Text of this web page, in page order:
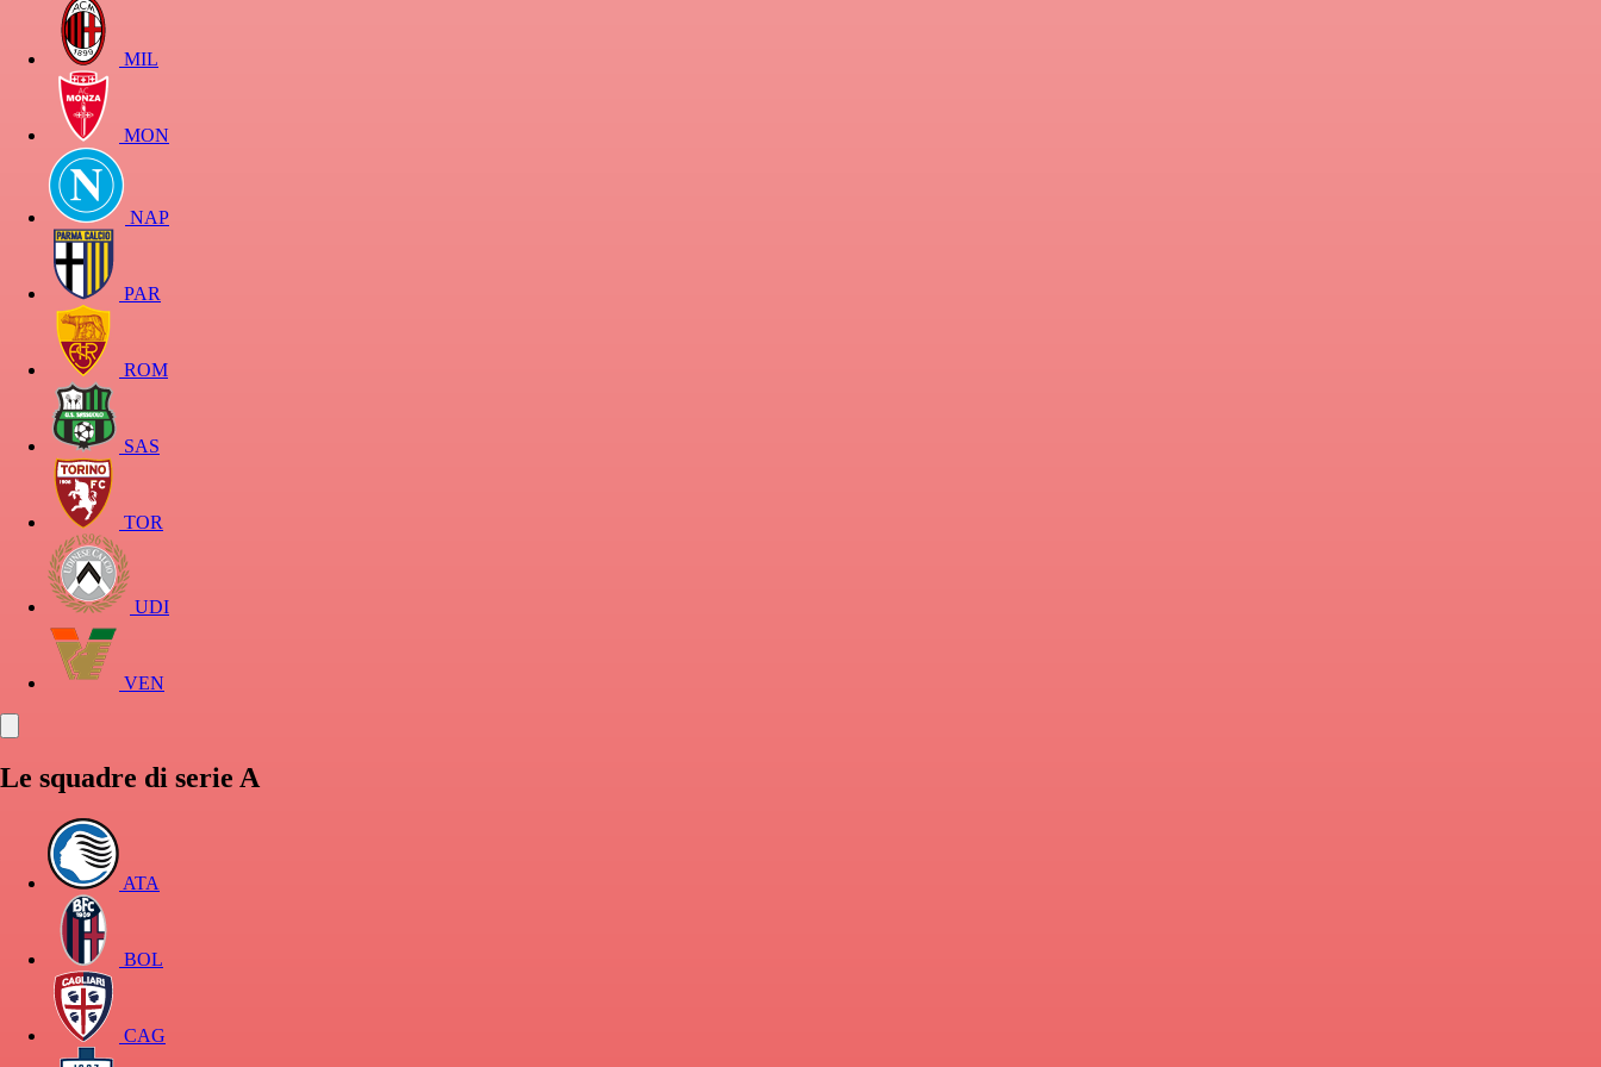
MIL
MON
NAP
PAR
ROM
SAS
TOR
UDI
VEN
Le squadre di serie A
ATA
BOL
CAG